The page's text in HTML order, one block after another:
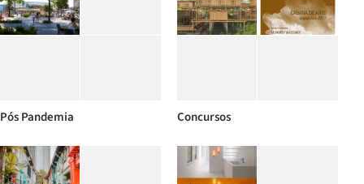
Pós Pandemia Concursos